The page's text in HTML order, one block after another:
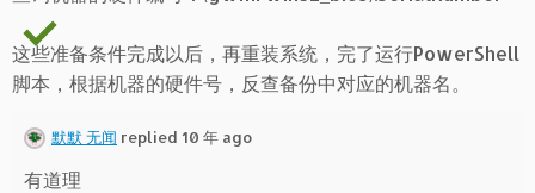
这些准备条件完成以后，再重装系统，完了运行PowerShell
脚本，根据机器的硬件号，反查备份中对应的机器名。
默默 无闻 replied 10 年 ago
有道理